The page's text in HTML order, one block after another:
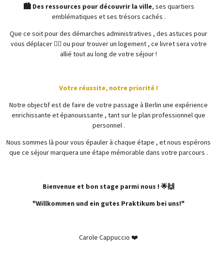
🏙️ Des ressources pour découvrir la ville, ses quartiers
emblématiques et ses trésors cachés .
Que ce soit pour des démarches administratives , des astuces pour
vous déplacer 🚶‍♂️ ou pour trouver un logement , ce livret sera votre
allié tout au long de votre séjour !
Votre réussite, notre priorité !
Notre objectif est de faire de votre passage à Berlin une expérience
enrichissante et épanouissante , tant sur le plan professionnel que
personnel .
Nous sommes là pour vous épauler à chaque étape , et nous espérons
que ce séjour marquera une étape mémorable dans votre parcours .
Bienvenue et bon stage parmi nous ! 🌟🙌
"Willkommen und ein gutes Praktikum bei uns!"
Carole Cappuccio ❤️